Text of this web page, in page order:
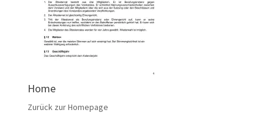
Home
Zurück zur Homepage